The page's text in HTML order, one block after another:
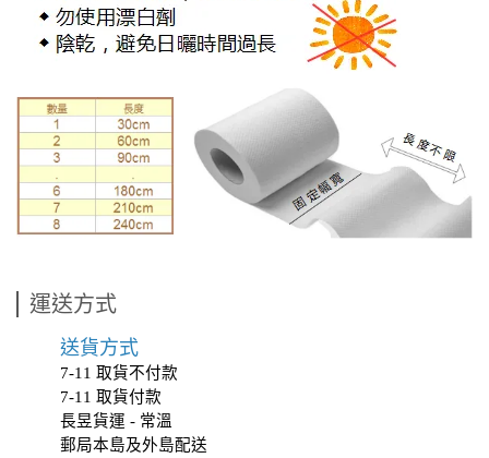
運送方式
送貨方式
7-11 取貨不付款
7-11 取貨付款
長昱貨運 - 常溫
郵局本島及外島配送